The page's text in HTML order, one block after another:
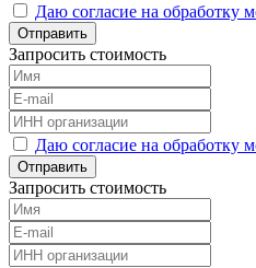
Даю согласие на обработку
Отправить
Запросить стоимость
Даю согласие на обработку
Отправить
Запросить стоимость